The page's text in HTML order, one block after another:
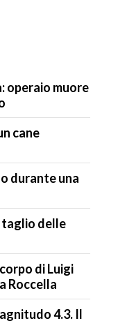
operaio muore
cane
durante una
taglio delle
di Luigi
Roccella
4.3. Il